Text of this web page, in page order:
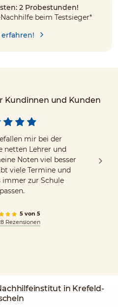
2 Probestunden!
beim Testsieger*
Kundinnen und Kunden
mir bei der
netten Lehrer und
Noten viel besser
viele Termine und
immer zur Schule
5 von 5
Rezensionen
in Krefeld-